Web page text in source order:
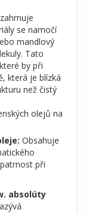
se namočí
mandlový
Tato
by při
která je blízká
než čistý
olejů na
Obsahuje
při
absolúty